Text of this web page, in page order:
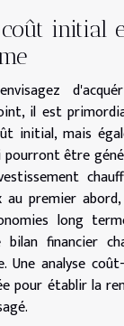
initial
il est
initial, mais
être
au premier
long
bilan financier
Une analyse
pour établir la